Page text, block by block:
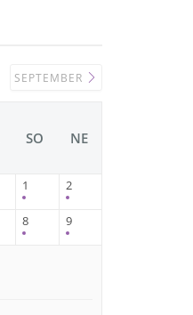
SEPTEMBER
SO NE
1 2
8 9